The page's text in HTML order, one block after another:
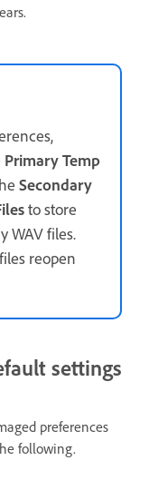
Primary Temp
Secondary
to store
WAV files.
reopen
settings
preferences
following.